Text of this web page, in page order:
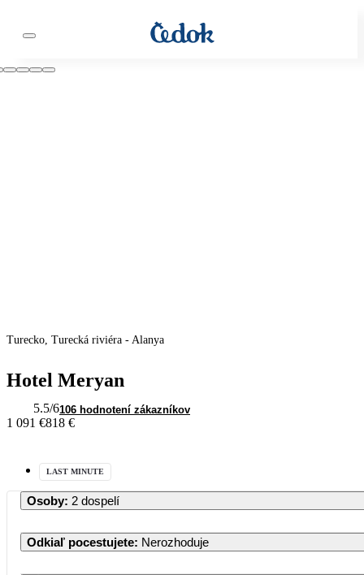
Turecko, Turecká riviéra - Alanya
Hotel Meryan
5.5/6106 hodnotení zákazníkov
1 091 €818 €
LAST MINUTE
Osoby: 2 dospelí
Odkiaľ pocestujete: Nerozhoduje